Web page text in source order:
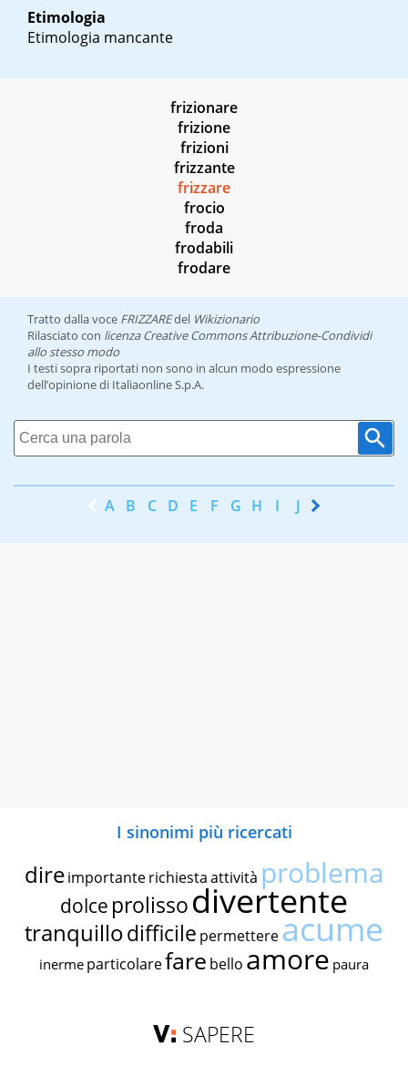
Etimologia
Etimologia mancante
frizionare
frizione
frizioni
frizzante
frizzare
frocio
froda
frodabili
frodare
Tratto dalla voce FRIZZAREdel Wikizionario
Rilasciato con licenza Creative Commons Attribuzione-Condividi
allo stesso modo
I testi sopra riportati non sono in alcun modo espressione
dell’opinione di Italiaonline S.p.A.
A B C D E F G H I J K
I sinonimi più ricercati
dire importante richiestaattività problema
dolce prolissodivertente
tranquillodifficile permettereacume
inerme particolarefare bello amore paura
SAPERE